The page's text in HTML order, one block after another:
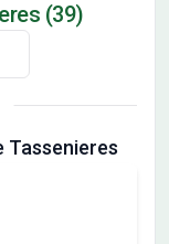
(39)
Tassenieres